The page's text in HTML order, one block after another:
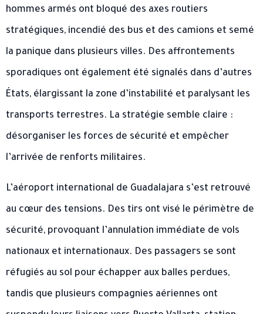
hommes armés ont bloqué des axes routiers
stratégiques, incendié des bus et des camions et semé
la panique dans plusieurs villes. Des affrontements
sporadiques ont également été signalés dans d’autres
États, élargissant la zone d’instabilité et paralysant les
transports terrestres. La stratégie semble claire :
désorganiser les forces de sécurité et empêcher
l’arrivée de renforts militaires.
L’aéroport international de Guadalajara s’est retrouvé
au cœur des tensions. Des tirs ont visé le périmètre de
sécurité, provoquant l’annulation immédiate de vols
nationaux et internationaux. Des passagers se sont
réfugiés au sol pour échapper aux balles perdues,
tandis que plusieurs compagnies aériennes ont